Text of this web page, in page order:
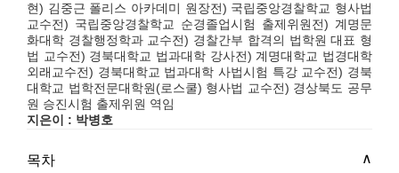
현) 김중근 폴리스 아카데미 원장전) 국립중앙경찰학교 형사법
교수전) 국립중앙경찰학교 순경졸업시험 출제위원전) 계명문
화대학 경찰행정학과 교수전) 경찰간부 합격의 법학원 대표 형
법 교수전) 경북대학교 법과대학 강사전) 계명대학교 법경대학
외래교수전) 경북대학교 법과대학 사법시험 특강 교수전) 경북
대학교 법학전문대학원(로스쿨) 형사법 교수전) 경상북도 공무
원 승진시험 출제위원 역임
지은이 : 박병호
목차